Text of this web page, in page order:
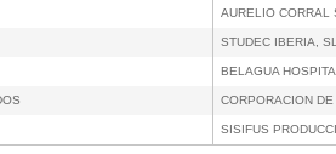
AURELIO CORRAL
STUDEC IBERIA,
BELAGUA
CORPORACION
SISIFUS